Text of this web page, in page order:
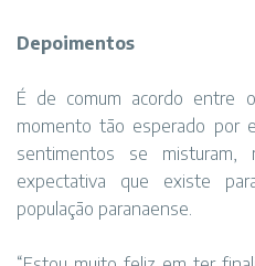
Depoimentos
É de comum acordo entre
momento tão esperado por
sentimentos se
expectativa que existe
população paranaense.